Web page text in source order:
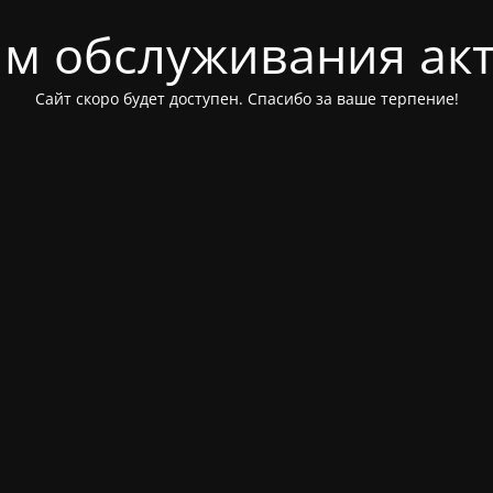
обслуживания
Сайт скоро будет доступен. Спасибо за ваше терпение!